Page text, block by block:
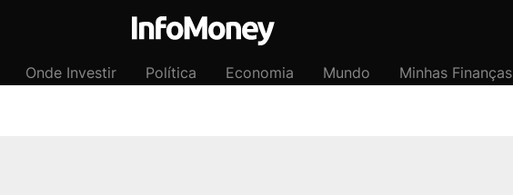
Onde Investir Política Economia Mundo Minhas Finanças